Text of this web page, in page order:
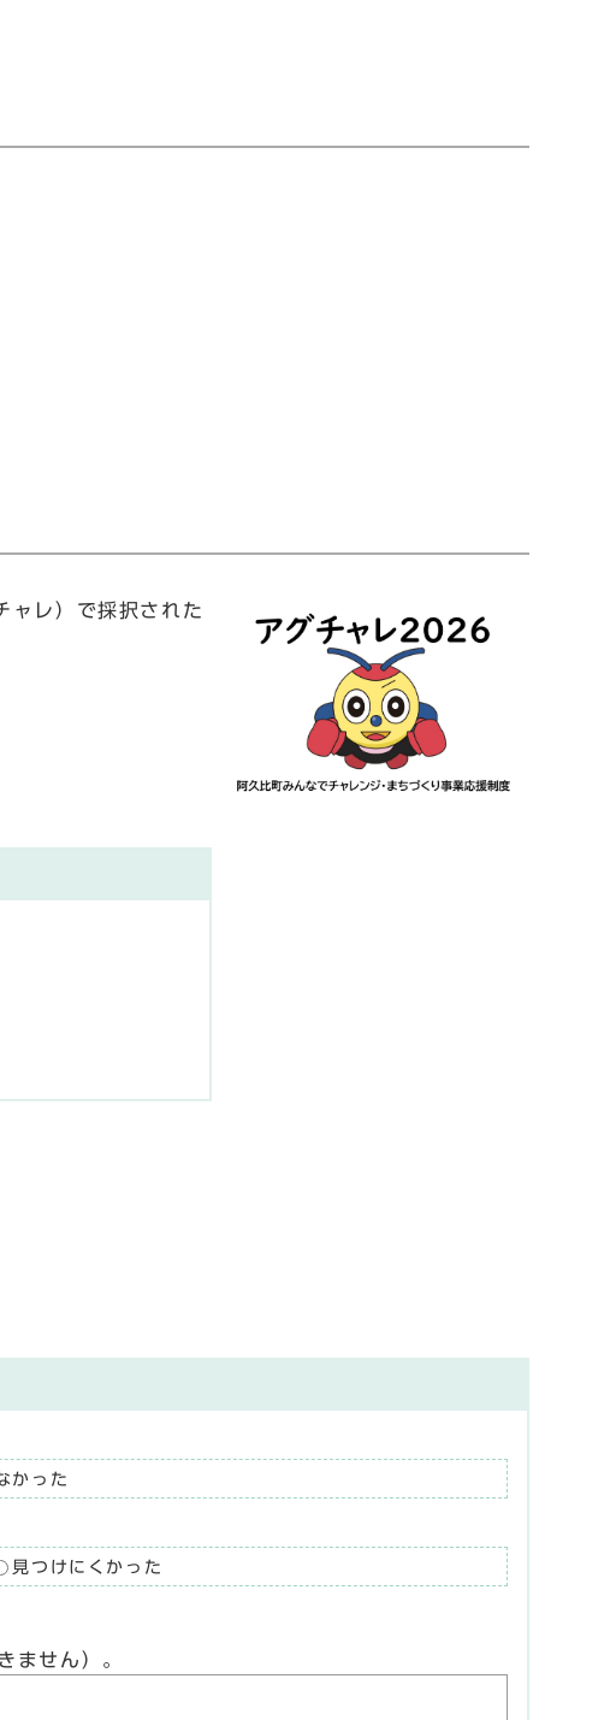
ャレ）で採択された
かった
見つけにくかった
ません）。